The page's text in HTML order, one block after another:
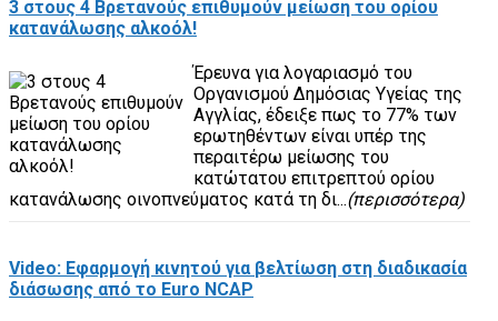
3 στους 4 Βρετανούς επιθυμούν μείωση του ορίου
κατανάλωσης αλκοόλ!
Έρευνα για λογαριασμό του
Οργανισμού Δημόσιας Υγείας της
Αγγλίας, έδειξε πως το 77% των
ερωτηθέντων είναι υπέρ της
περαιτέρω μείωσης του
κατώτατου επιτρεπτού ορίου
κατανάλωσης οινοπνεύματος κατά τη δι...(περισσότερα)
Video: Εφαρμογή κινητού για βελτίωση στη διαδικασία
διάσωσης από το Euro NCAP